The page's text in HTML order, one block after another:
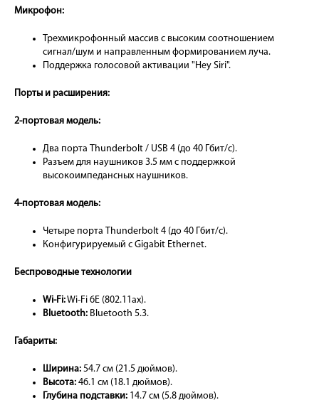
Микрофон:
Трехмикрофонный массив с высоким соотношением
сигнал/шум и направленным формированием луча.
Поддержка голосовой активации "Hey Siri".
Порты и расширения:
2-портовая модель:
Два порта Thunderbolt / USB 4 (до 40 Гбит/с).
Разъем для наушников 3.5 мм с поддержкой
высокоимпедансных наушников.
4-портовая модель:
Четыре порта Thunderbolt 4 (до 40 Гбит/с).
Конфигурируемый с Gigabit Ethernet.
Беспроводные технологии
Wi-Fi:Wi-Fi 6E (802.11ax).
Bluetooth: Bluetooth 5.3.
Габариты:
Ширина: 54.7 см (21.5 дюймов).
Высота: 46.1 см (18.1 дюймов).
Глубина подставки: 14.7 см (5.8 дюймов).